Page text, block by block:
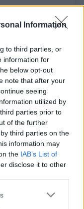
Information
to third parties, or
information for
below opt-out
note that after your
seeing
utilized by
parties prior to
of the further
third parties on the
information may
the IAB’s List of
disclose it to other
vartotojai.